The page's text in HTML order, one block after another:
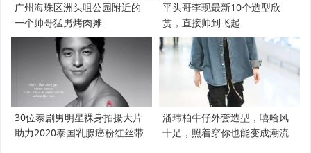
广州海珠区洲头咀公园附近的
一个帅哥猛男烤肉摊
平头哥李现最新10个造型欣
赏，直接帅到飞起
30位泰剧男明星裸身拍摄大片
助力2020泰国乳腺癌粉红丝带
潘玮柏牛仔外套造型，嘻哈风
十足，照着穿你也能变成潮流